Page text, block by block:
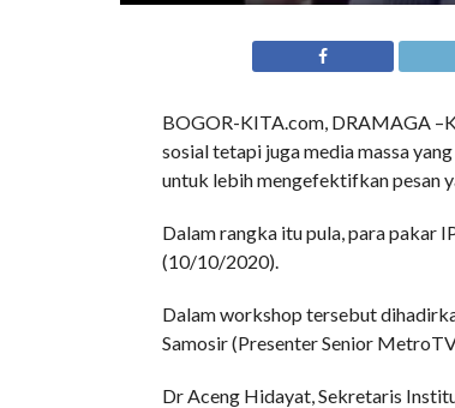
BOGOR-KITA.com, DRAMAGA
sosial tetapi juga media massa
untuk lebih mengefektifkan pesan
Dalam rangka itu pula, para pakar
(10/10/2020).
Dalam workshop tersebut
Samosir (Presenter Senior
Dr Aceng Hidayat, Sekretaris